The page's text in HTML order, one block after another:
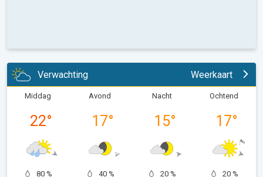
Verwachting Weerkaart
Middag
22°
80 %
Avond
17°
40 %
Nacht
15°
20 %
Ochtend
17°
20 %